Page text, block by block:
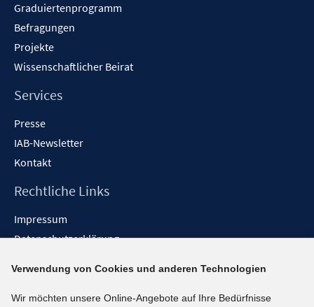
Graduiertenprogramm
Befragungen
Projekte
Wissenschaftlicher Beirat
Services
Presse
IAB-Newsletter
Kontakt
Rechtliche Links
Impressum
Datenschutzerklärung
Barrieren melden
Verwendung von Cookies und anderen Technologien
Wir möchten unsere Online-Angebote auf Ihre Bedürfnisse